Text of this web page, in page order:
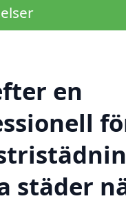
en
städer